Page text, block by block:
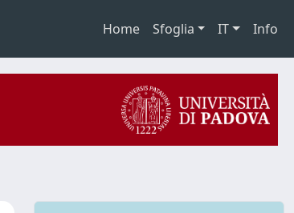
Home Sfoglia IT Info